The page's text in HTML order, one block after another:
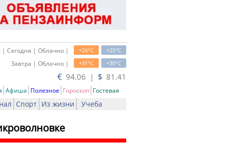
+25oC
+26oC
| Сегодня | Облачно |
+30oC
+31oC
Завтра | Облачно |
€ 94.06 | $ 81.41
Афиша Полезное Гороскоп Гостевая
Спорт Из жизни Учеба